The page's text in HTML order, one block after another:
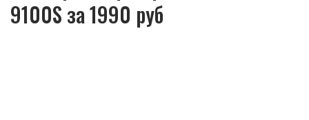
9100S за 1990 руб